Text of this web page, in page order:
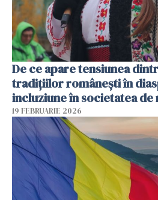
De ce apare tensiunea
tradițiilor românești în
incluziune în societatea de
19 FEBRUARIE 2026